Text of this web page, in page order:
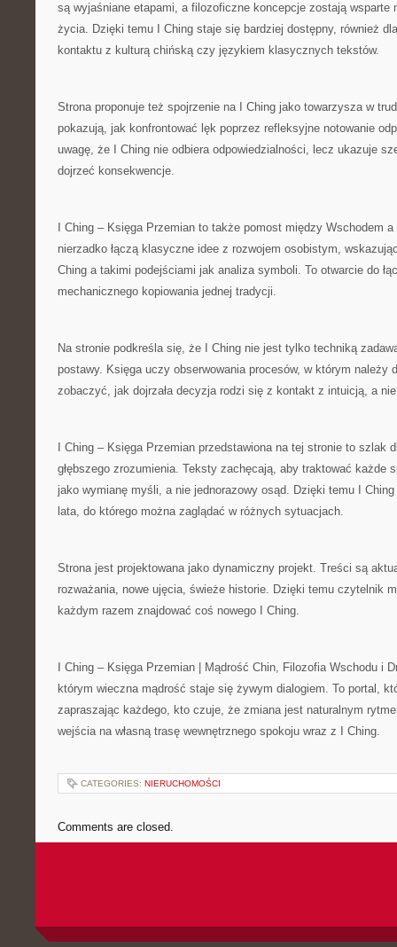
są wyjaśniane etapami, a filozoficzne koncepcje zostają wsparte
życia. Dzięki temu I Ching staje się bardziej dostępny, również
kontaktu z kulturą chińską czy językiem klasycznych tekstów.
Strona proponuje też spojrzenie na I Ching jako towarzysza w
pokazują, jak konfrontować lęk poprzez refleksyjne notowanie
uwagę, że I Ching nie odbiera odpowiedzialności, lecz ukazuje
dojrzeć konsekwencje.
I Ching – Księga Przemian to także pomost między Wschodem a
nierzadko łączą klasyczne idee z rozwojem osobistym,
Ching a takimi podejściami jak analiza symboli. To otwarcie do
mechanicznego kopiowania jednej tradycji.
Na stronie podkreśla się, że I Ching nie jest tylko techniką
postawy. Księga uczy obserwowania procesów, w którym należy
zobaczyć, jak dojrzała decyzja rodzi się z kontakt z intuicją, a
I Ching – Księga Przemian przedstawiona na tej stronie to szlak
głębszego zrozumienia. Teksty zachęcają, aby traktować każde
jako wymianę myśli, a nie jednorazowy osąd. Dzięki temu I
lata, do którego można zaglądać w różnych sytuacjach.
Strona jest projektowana jako dynamiczny projekt. Treści są
rozważania, nowe ujęcia, świeże historie. Dzięki temu czytelnik
każdym razem znajdować coś nowego I Ching.
I Ching – Księga Przemian | Mądrość Chin, Filozofia Wschodu i
którym wieczna mądrość staje się żywym dialogiem. To portal,
zapraszając każdego, kto czuje, że zmiana jest naturalnym
wejścia na własną trasę wewnętrznego spokoju wraz z I Ching.
CATEGORIES: NIERUCHOMOŚCI
Comments are closed.